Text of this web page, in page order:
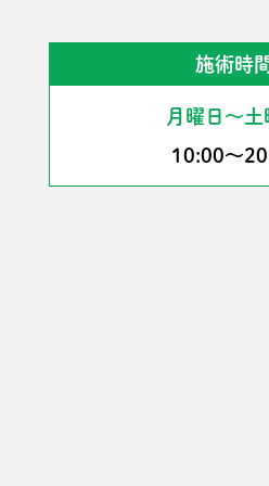
施術時間
月曜日〜土
10:00〜